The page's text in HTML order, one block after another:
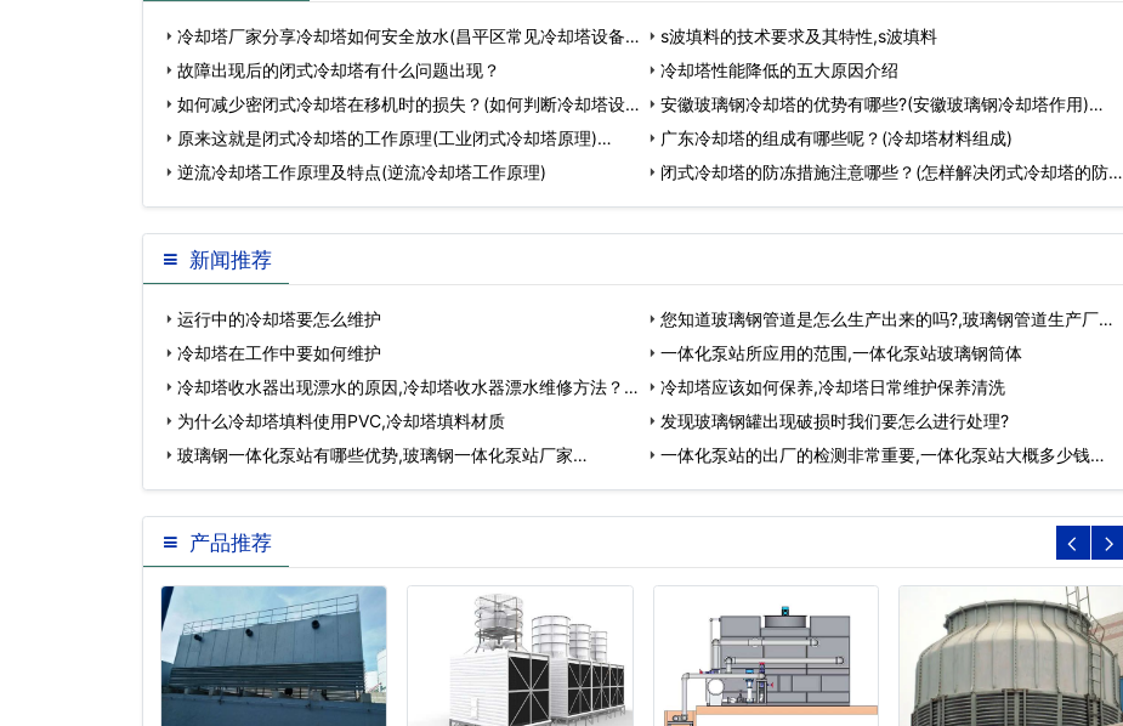
冷却塔厂家分享冷却塔如何安全放水(昌平区常见冷却塔设备成
本价)…
s波填料的技术要求及其特性,s波填料
故障出现后的闭式冷却塔有什么问题出现？
冷却塔性能降低的五大原因介绍
如何减少密闭式冷却塔在移机时的损失？(如何判断冷却塔设备
好坏)…
安徽玻璃钢冷却塔的优势有哪些?(安徽玻璃钢冷却塔作用)…
原来这就是闭式冷却塔的工作原理(工业闭式冷却塔原理)…
广东冷却塔的组成有哪些呢？(冷却塔材料组成)
逆流冷却塔工作原理及特点(逆流冷却塔工作原理)
闭式冷却塔的防冻措施注意哪些？(怎样解决闭式冷却塔的防冻
问题)…
新闻推荐
运行中的冷却塔要怎么维护
您知道玻璃钢管道是怎么生产出来的吗?,玻璃钢管道生产厂
家…
冷却塔在工作中要如何维护
一体化泵站所应用的范围,一体化泵站玻璃钢筒体
冷却塔收水器出现漂水的原因,冷却塔收水器漂水维修方法？…
冷却塔应该如何保养,冷却塔日常维护保养清洗
为什么冷却塔填料使用PVC,冷却塔填料材质
发现玻璃钢罐出现破损时我们要怎么进行处理?
玻璃钢一体化泵站有哪些优势,玻璃钢一体化泵站厂家…
一体化泵站的出厂的检测非常重要,一体化泵站大概多少钱…
产品推荐